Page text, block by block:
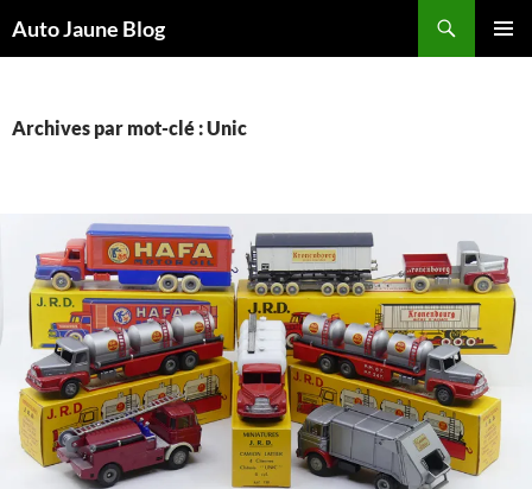
Auto Jaune Blog
Archives par mot-clé : Unic